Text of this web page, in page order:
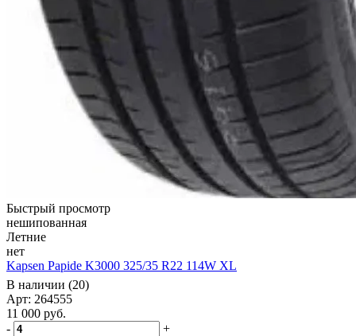
Быстрый просмотр
нешипованная
Летние
нет
Kapsen Papide K3000 325/35 R22 114W XL
В наличии (20)
Арт: 264555
11 000 руб.
-
+